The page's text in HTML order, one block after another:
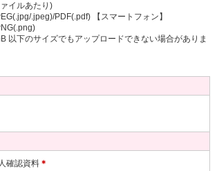
引受、管理、保険金・給付金等の支
商品・サービスの契約の管理
する業務
のための組織体制を整備し、お客さ
の適正な保護・管理に努めます。ま
した個人情報を正確かつ最新の内容
は、契約者向けサービスの提供を
携企業に対し、必要な範囲で、氏
等の本契約に関する個人情報を提供
な対策を講じています。
イルあたり)
.jpeg)/PDF(.pdf) 【スマートフォン】
以下のサイズでもアップロードできない場合がありま
確認資料 ＊